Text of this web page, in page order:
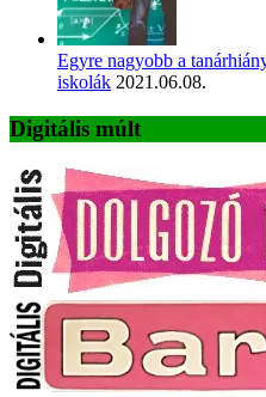
Egyre nagyobb a
iskolák 2021.06.08.
Digitális múlt